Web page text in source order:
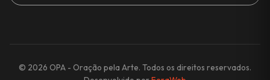
© 2026 OPA - Oração pela Arte. Todos os direitos reservados.